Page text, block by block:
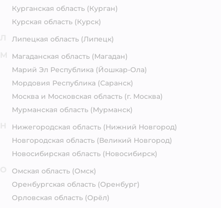
Курганская область (Курган)
Курская область (Курск)
Липецкая область (Липецк)
Магаданская область (Магадан)
Марий Эл Республика (Йошкар-Ола)
Мордовия Республика (Саранск)
Москва и Московская область (г. Москва)
Мурманская область (Мурманск)
Нижегородская область (Нижний Новгород)
Новгородская область (Великий Новгород)
Новосибирская область (Новосибирск)
Омская область (Омск)
Оренбургская область (Оренбург)
Орловская область (Орёл)